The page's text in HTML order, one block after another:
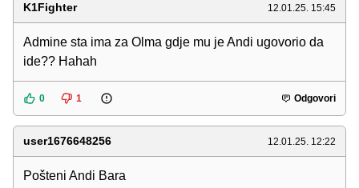
K1Fighter 12.01.25. 15:45
Admine sta ima za Olma gdje mu je Andi ugovorio da
ide?? Hahah
0 1 Odgovori
user1676648256 12.01.25. 12:22
Pošteni Andi Bara